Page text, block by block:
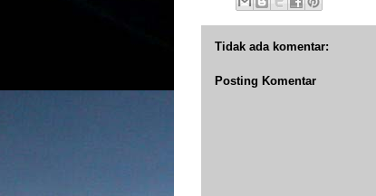
Tidak ada komentar:
Posting Komentar